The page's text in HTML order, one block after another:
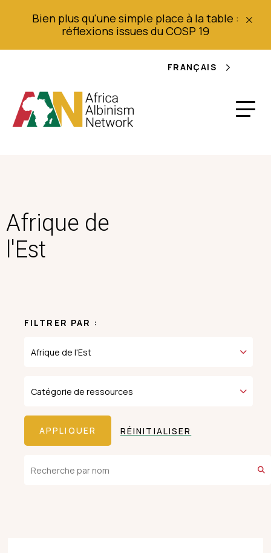
Bien plus qu'une simple place à la table :
réflexions issues du COSP 19
FRANÇAIS
Afrique de
l'Est
FILTRER PAR :
RÉINITIALISER